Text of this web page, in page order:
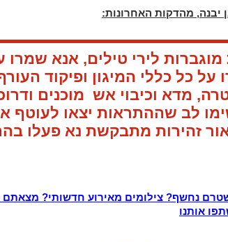
יבנה, מהדקות האחרונות:
לירי טילים, אנא שמרו
על כל כללי המיגון ופיקוד
מדא וכיבוי אש מוכנים
לב שההתראות יצאו לעוטף
זהירות מתבקשת נא פעלו
נחשף? צילומים מאירוע חדשותי? מצאתם
אותנו